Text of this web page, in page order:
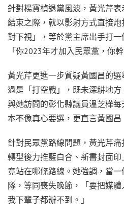
針對楊寶楨退黨風波，黃光芹
結束之際，就以影射方式直接
對下視」，等於黨主席出手打一
「你2023年才加入民眾黨，你
黃光芹更進一步質疑黃國昌的
過是「打空戰」，既未深耕地方
與她訪問的彰化縣議員溫芝樺
本不像真心要選，更直言黃國昌
針對民眾黨路線問題，黃光芹痛
轉型後力推藍白合、新書封面
竟站在哪條路線。她強調，當
隊，等同喪失晚節，「要把媒
我下輩子都辦不到。」